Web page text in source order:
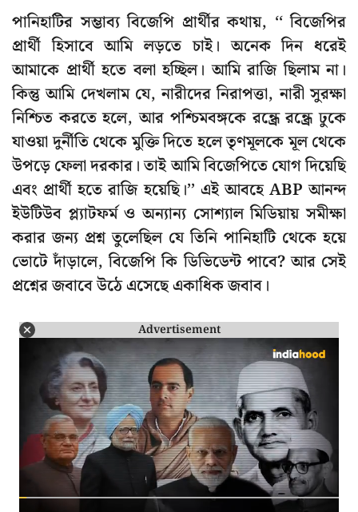
পানিহাটির সম্ভাব্য বিজেপি প্রার্থীর কথায়, ‘‘ বিজেপির
প্রার্থী হিসাবে আমি লড়তে চাই। অনেক দিন ধরেই
আমাকে প্রার্থী হতে বলা হচ্ছিল। আমি রাজি ছিলাম না।
কিন্তু আমি দেখলাম যে, নারীদের নিরাপত্তা, নারী সুরক্ষা
নিশ্চিত করতে হলে, আর পশ্চিমবঙ্গকে রন্ধ্রে রন্ধ্রে ঢুকে
যাওয়া দুর্নীতি থেকে মুক্তি দিতে হলে তৃণমূলকে মূল থেকে
উপড়ে ফেলা দরকার। তাই আমি বিজেপিতে যোগ দিয়েছি
এবং প্রার্থী হতে রাজি হয়েছি।’’ এই আবহে ABP আনন্দ
ইউটিউব প্ল্যাটফর্ম ও অন্যান্য সোশ্যাল মিডিয়ায় সমীক্ষা
করার জন্য প্রশ্ন তুলেছিল যে তিনি পানিহাটি থেকে হয়ে
ভোটে দাঁড়ালে, বিজেপি কি ডিভিডেন্ট পাবে? আর সেই
প্রশ্নের জবাবে উঠে এসেছে একাধিক জবাব।
Advertisement